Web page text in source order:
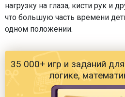
нагрузку на глаза, кисти рук и
что большую часть времени
одном положении.
35 000+ игр и заданий
логике,